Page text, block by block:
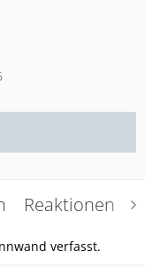
Reaktionen
verfasst.